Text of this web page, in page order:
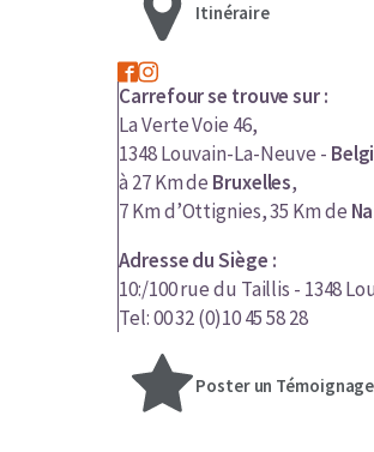
Itinéraire
Carrefour se trouve sur :
La Verte Voie 46,
1348 Louvain-La-Neuve -
à 27 Km de Bruxelles,
7 Km d’Ottignies, 35 Km de
Adresse du Siège :
10:/100 rue du Taillis - 1348
Tel: 00 32 (0)10 45 58 28
Poster un Témoignage